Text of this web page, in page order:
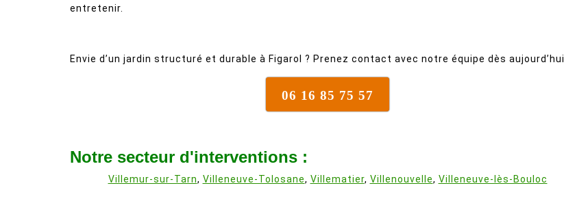
entretenir.
Envie d’un jardin structuré et durable à Figarol ? Prenez contact avec notre équipe dès aujourd’hui.
06 16 85 75 57
Notre secteur d'interventions :
Villemur-sur-Tarn, Villeneuve-Tolosane, Villematier, Villenouvelle, Villeneuve-lès-Bouloc